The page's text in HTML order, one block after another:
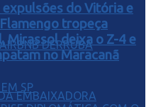
do Vitória e
tropeça
Mirassol deixa o Z-4 e
no Maracanã